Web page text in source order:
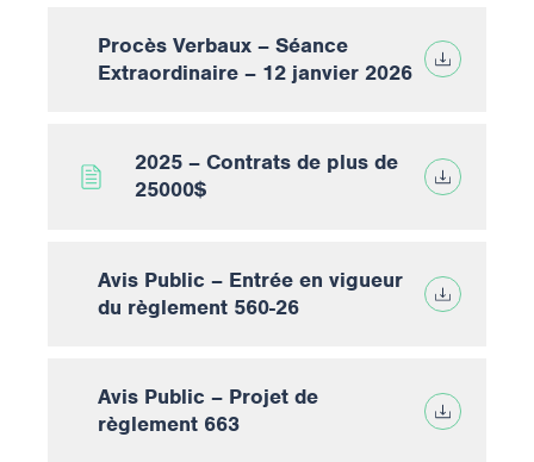
Procès Verbaux – Séance
Extraordinaire – 12 janvier 2026
2025 – Contrats de plus de
25000$
Avis Public – Entrée en vigueur
du règlement 560-26
Avis Public – Projet de
règlement 663